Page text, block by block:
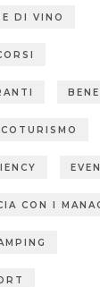
DI VINO
CON I